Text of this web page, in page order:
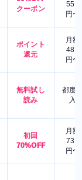
クーポン
550
円〜
ポイント
還元
月額
480
円〜
無料試し
読み
都度
入
初回
70%OFF
月額
730
円〜